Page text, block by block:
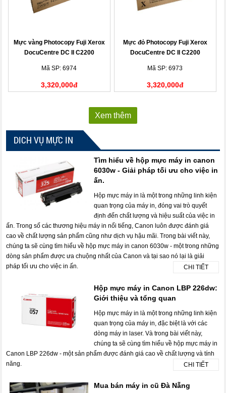
Mực vàng Photocopy Fuji Xerox
DocuCentre DC II C2200
Mã SP: 6974
3,320,000đ
Mực đỏ Photocopy Fuji Xerox
DocuCentre DC II C2200
Mã SP: 6973
3,320,000đ
Xem thêm
DICH VỤ MỰC IN
Tìm hiểu về hộp mực máy in canon
6030w - Giải pháp tối ưu cho việc in
ấn.
Hộp mực máy in là một trong những linh kiện
quan trọng của máy in, đóng vai trò quyết
định đến chất lượng và hiệu suất của việc in
ấn. Trong số các thương hiệu máy in nổi tiếng, Canon luôn được đánh giá
cao về chất lượng sản phẩm cũng như dịch vụ hậu mãi. Trong bài viết này,
chúng ta sẽ cùng tìm hiểu về hộp mực máy in canon 6030w - một trong những
dòng sản phẩm được ưa chuộng nhất của Canon và tại sao nó lại là giải
pháp tối ưu cho việc in ấn.
CHI TIẾT
Hộp mực máy in Canon LBP 226dw:
Giới thiệu và tổng quan
Hộp mực máy in là một trong những linh kiện
quan trọng của máy in, đặc biệt là với các
dòng máy in laser. Và trong bài viết này,
chúng ta sẽ cùng tìm hiểu về hộp mực máy in
Canon LBP 226dw - một sản phẩm được đánh giá cao về chất lượng và tính
năng.
CHI TIẾT
Mua bán máy in cũ Đà Nẵng